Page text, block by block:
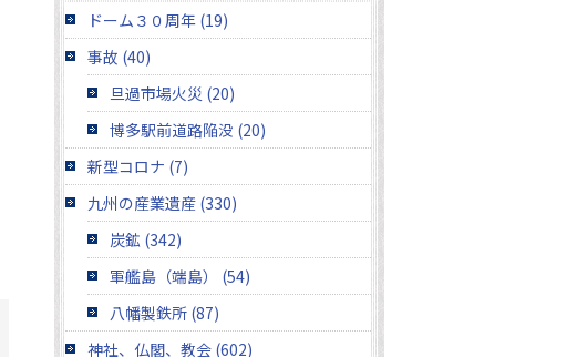
ドーム３０周年 (19)
事故 (40)
旦過市場火災 (20)
博多駅前道路陥没 (20)
新型コロナ (7)
九州の産業遺産 (330)
炭鉱 (342)
軍艦島（端島） (54)
八幡製鉄所 (87)
神社、仏閣、教会 (602)